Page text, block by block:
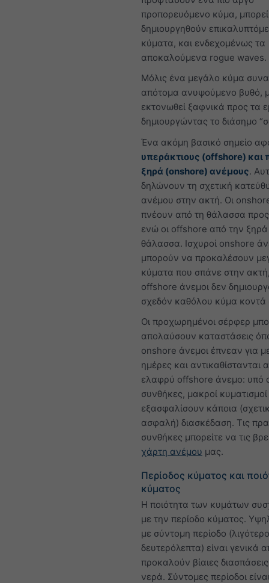
προπορευόμενο κύμα,
δημιουργηθούν
κύματα, και ενδεχομένως τα
αποκαλούμενα rogue waves.
Μόλις ένα μεγάλο κύμα
απότομα ανυψούμενο βυθό,
εκτονωθεί ξαφνικά προς τα
δημιουργώντας το διάσημο
Ένα ακόμη βασικό σημείο
υπεράκτιους (offshore) και
ξηρά (onshore) ανέμους.
δηλώνουν τη σχετική
ανέμου στην ακτή. Οι
πνέουν από τη θάλασσα
ενώ οι offshore από την
θάλασσα. Ισχυροί onshore
μπορούν να προκαλέσουν
κύματα που σπάνε στην
offshore άνεμοι δεν
σχεδόν καθόλου κύμα κοντά
Οι προχωρημένοι σέρφερ
απολαύσουν καταστάσεις
onshore άνεμοι έπνεαν για
ημέρες και αντικαθίστανται
ελαφρύ offshore άνεμο: υπό
συνθήκες, μακροί
εξασφαλίσουν κάποια
ασφαλή) διασκέδαση. Τις
συνθήκες μπορείτε να τις
χάρτη ανέμου μας.
Περίοδος κύματος και
κύματος
Η ποιότητα των κυμάτων
με την περίοδο κύματος.
με σύντομη περίοδο
δευτερόλεπτα) είναι γενικά
προκαλούν βίαιες
νερά. Σύντομες περίοδοι